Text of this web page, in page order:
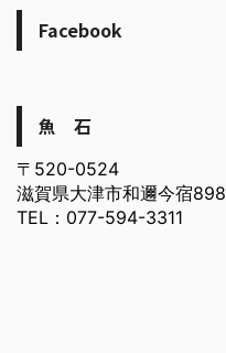
Facebook
魚 石
〒520-0524
滋賀県大津市和邇今宿898
TEL：077-594-3311